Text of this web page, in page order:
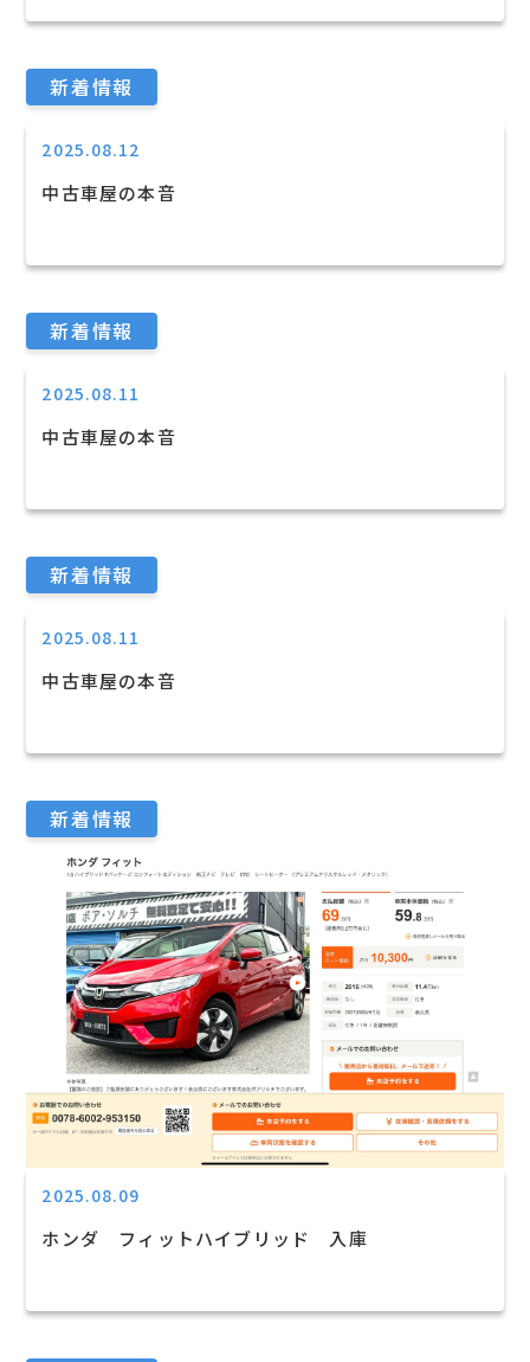
新着情報
2025.08.12
中古車屋の本音
新着情報
2025.08.11
中古車屋の本音
新着情報
2025.08.11
中古車屋の本音
新着情報
2025.08.09
ホンダ フィットハイブリッド 入庫